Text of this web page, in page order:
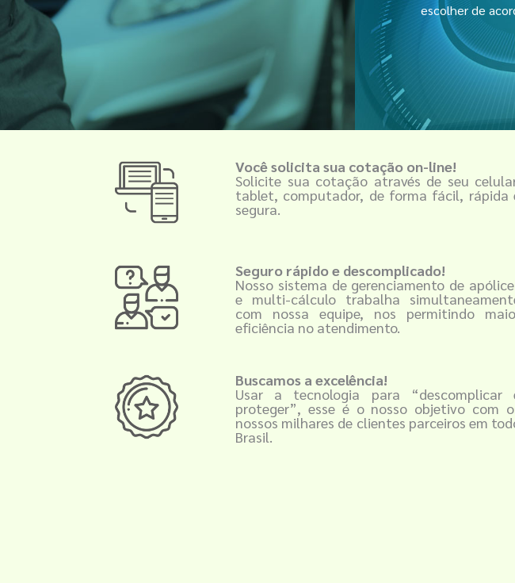
escolher de
Você solicita sua cotação on-line!
Solicite sua cotação através de seu
tablet, computador, de forma fácil, rápida
segura.
Seguro rápido e descomplicado!
Nosso sistema de gerenciamento de
e multi-cálculo trabalha
com nossa equipe, nos permitindo
eficiência no atendimento.
Buscamos a excelência!
Usar a tecnologia para “descomplicar
proteger”, esse é o nosso objetivo com
nossos milhares de clientes parceiros em
Brasil.